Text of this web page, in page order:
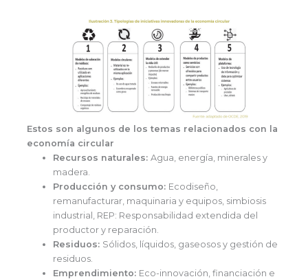
Estos son algunos de los temas relacionados con la
economía circular
Recursos naturales:Agua, energía, minerales y
madera.
Producción y consumo: Ecodiseño,
remanufacturar, maquinaria y equipos, simbiosis
industrial, REP: Responsabilidad extendida del
productor y reparación.
Residuos: Sólidos, líquidos, gaseosos y gestión de
residuos.
Emprendimiento: Eco-innovación, financiación e